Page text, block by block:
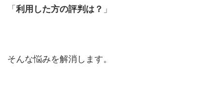
「利用した方の評判は？ 」
そんな悩みを解消します。